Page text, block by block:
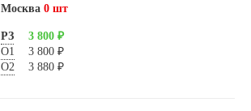
Москва 0 шт
РЗ
3 800 ₽
О1
3 800 ₽
О2
3 880 ₽